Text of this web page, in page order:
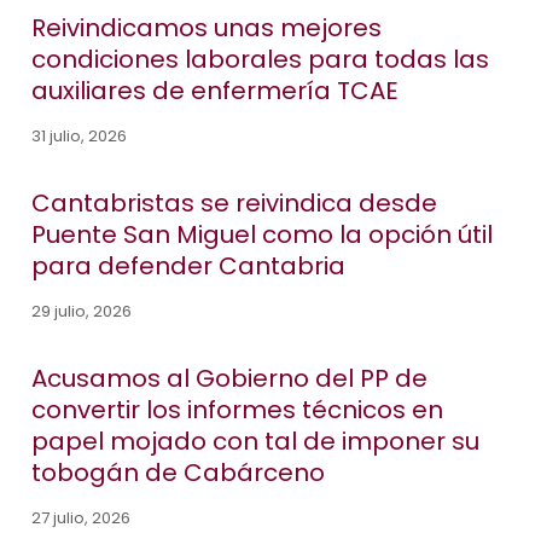
Reivindicamos unas mejores
condiciones laborales para todas las
auxiliares de enfermería TCAE
31 julio, 2026
Cantabristas se reivindica desde
Puente San Miguel como la opción útil
para defender Cantabria
29 julio, 2026
Acusamos al Gobierno del PP de
convertir los informes técnicos en
papel mojado con tal de imponer su
tobogán de Cabárceno
27 julio, 2026